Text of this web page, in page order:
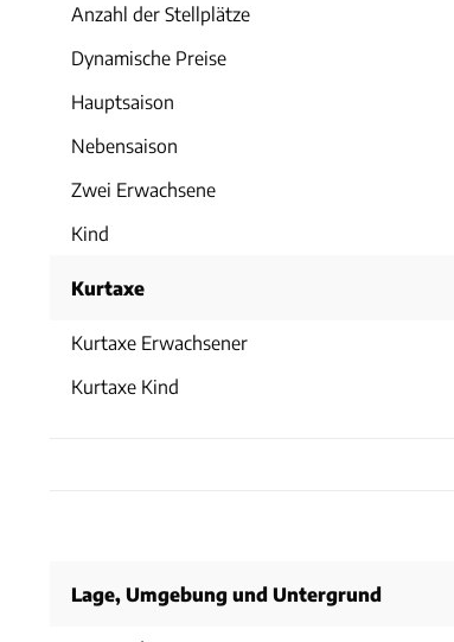
Anzahl der Stellplätze
Dynamische Preise
Hauptsaison
Nebensaison
Zwei Erwachsene
Kind
Kurtaxe
Kurtaxe Erwachsener
Kurtaxe Kind
Lage, Umgebung und Untergrund